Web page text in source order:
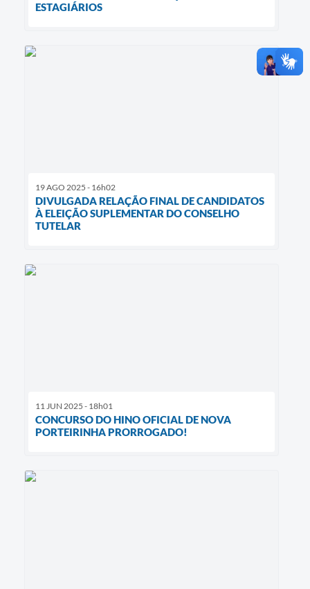
ESTAGIÁRIOS
19 AGO 2025 - 16h02
DIVULGADA RELAÇÃO FINAL DE CANDIDATOS
À ELEIÇÃO SUPLEMENTAR DO CONSELHO
TUTELAR
11 JUN 2025 - 18h01
CONCURSO DO HINO OFICIAL DE NOVA
PORTEIRINHA PRORROGADO!